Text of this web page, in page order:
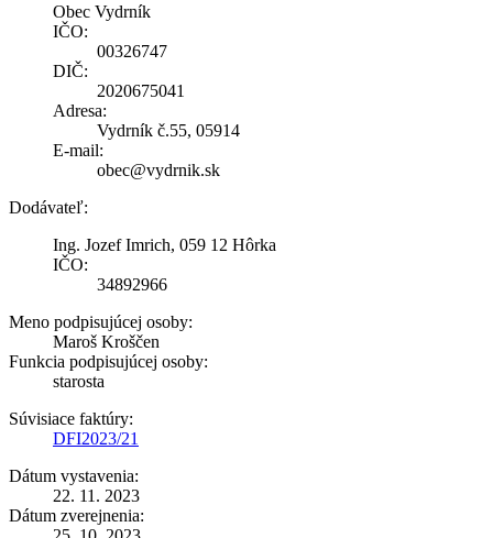
Obec Vydrník
IČO:
00326747
DIČ:
2020675041
Adresa:
Vydrník č.55, 05914
E-mail:
obec@vydrnik.sk
Dodávateľ:
Ing. Jozef Imrich, 059 12 Hôrka
IČO:
34892966
Meno podpisujúcej osoby:
Maroš Kroščen
Funkcia podpisujúcej osoby:
starosta
Súvisiace faktúry:
DFI2023/21
Dátum vystavenia:
22. 11. 2023
Dátum zverejnenia: